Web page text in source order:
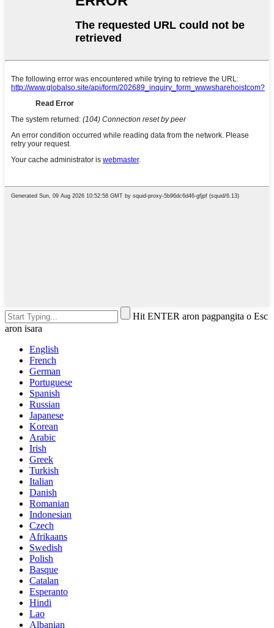
Hit ENTER aron pagpangita o Esc
aron isara
English
French
German
Portuguese
Spanish
Russian
Japanese
Korean
Arabic
Irish
Greek
Turkish
Italian
Danish
Romanian
Indonesian
Czech
Afrikaans
Swedish
Polish
Basque
Catalan
Esperanto
Hindi
Lao
Albanian